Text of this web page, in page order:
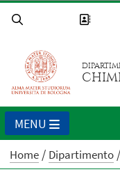
MENU
Home Dipartimento